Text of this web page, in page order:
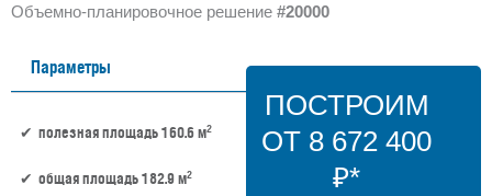
Объемно-планировочное решение #20000
Параметры
полезная площадь 160.6 м2
общая площадь 182.9 м2
ПОСТРОИМ
ОТ 8 672 400
₽*